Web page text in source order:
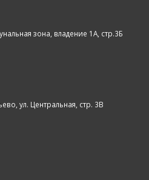
зона, владение 1А, стр.3Б
ул. Центральная, стр. 3В